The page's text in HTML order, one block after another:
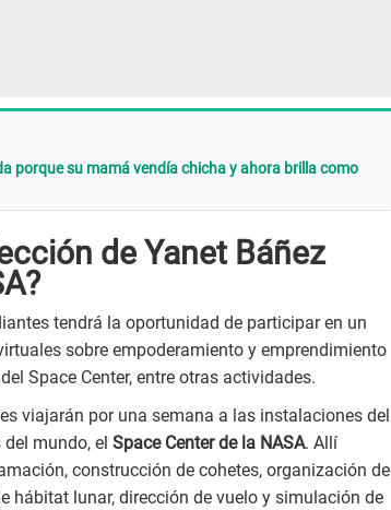
porque su mamá vendía chicha y ahora brilla como
de Yanet Báñez
tendrá la oportunidad de participar en un
sobre empoderamiento y emprendimiento
Space Center, entre otras actividades.
viajarán por una semana a las instalaciones del
mundo, el Space Center de la NASA. Allí
construcción de cohetes, organización de
hábitat lunar, dirección de vuelo y simulación de